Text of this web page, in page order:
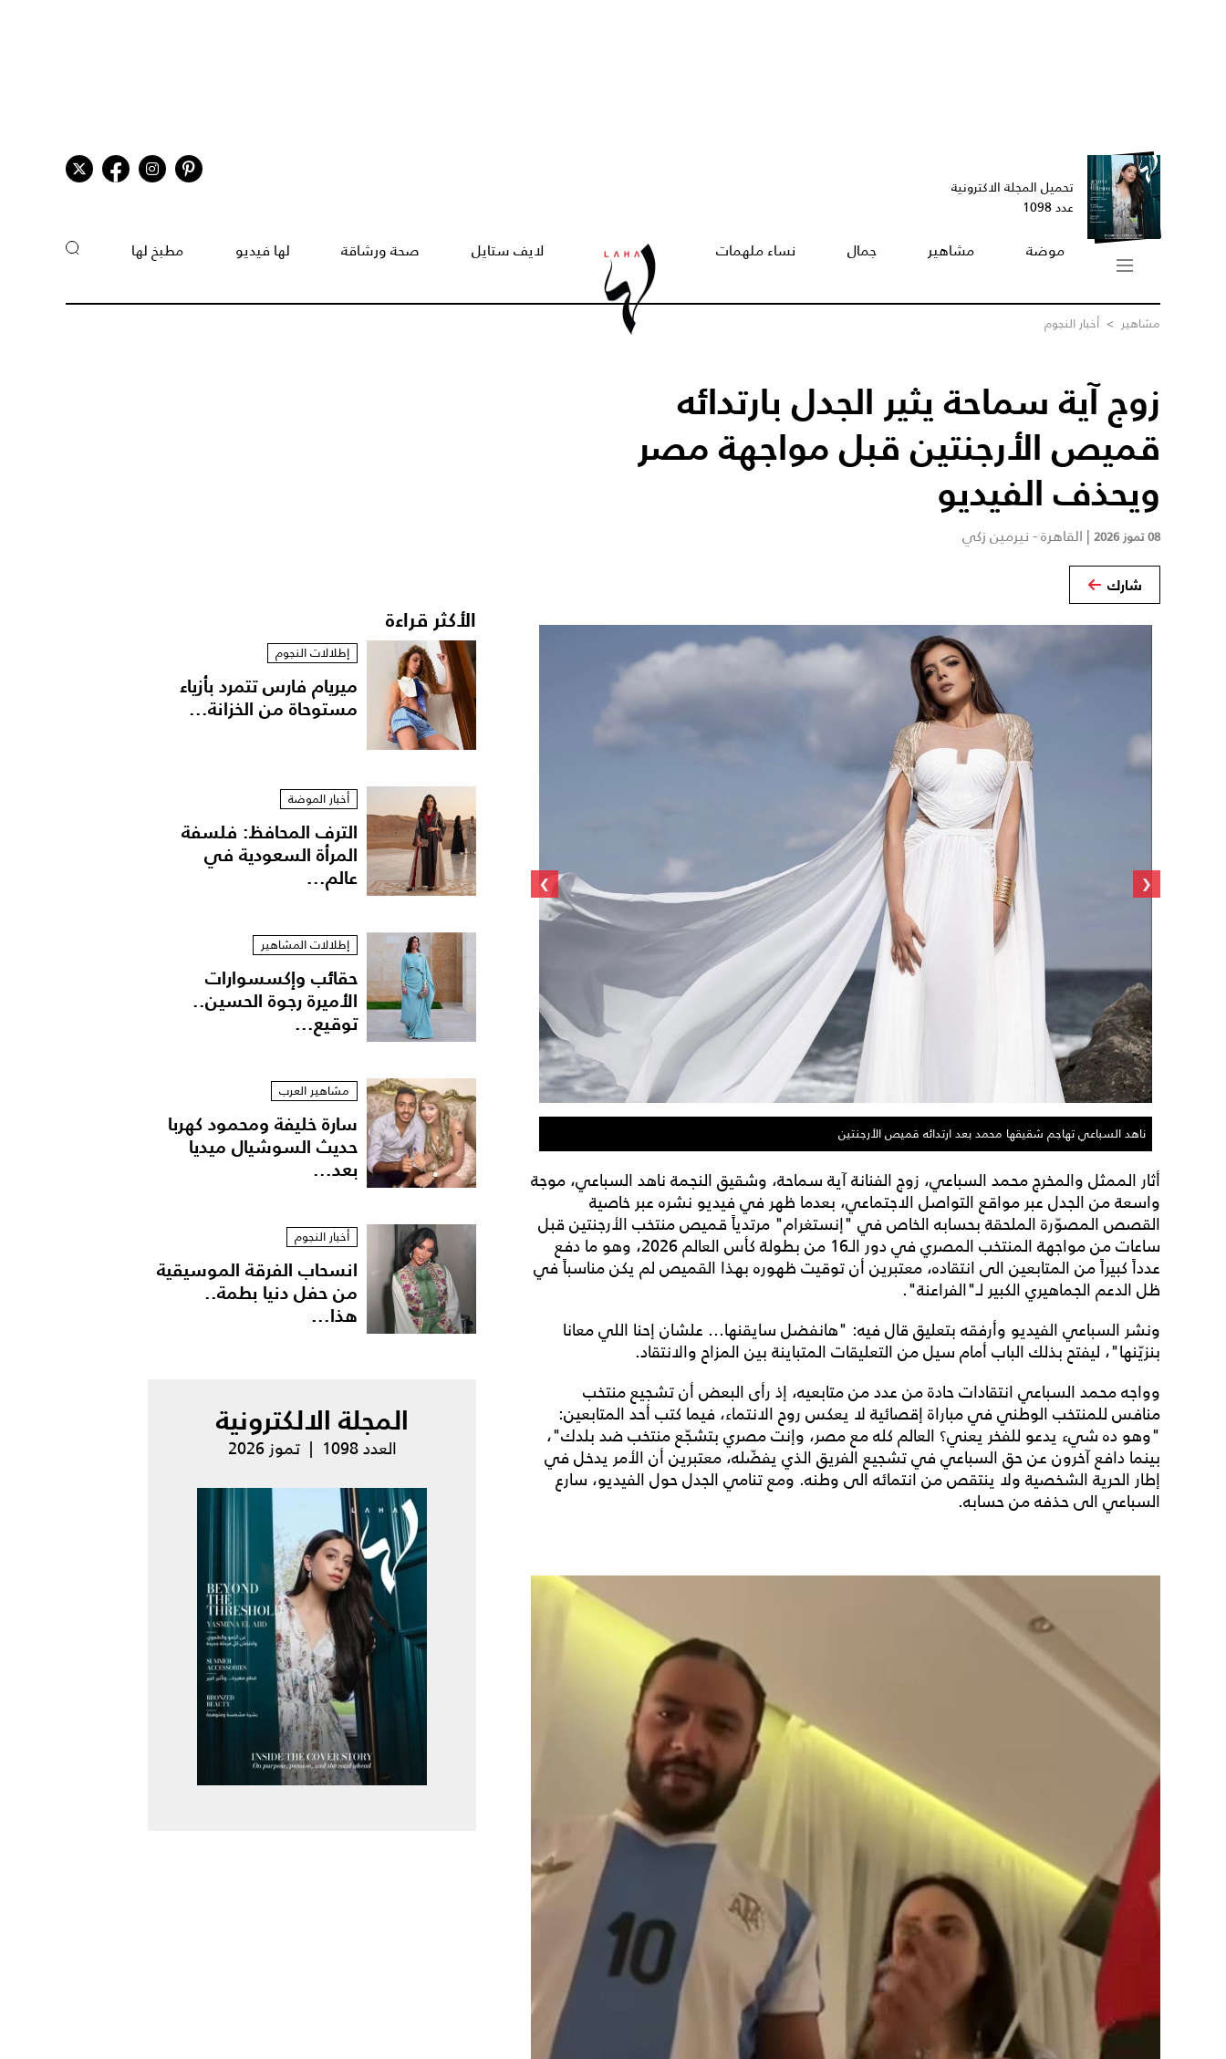
تحميل المجلة الاكترونية
عدد 1098
موضة مشاهير جمال نساء ملهمات لايف ستايل صحة ورشاقة لها فيديو مطبخ لها
مشاهير > أخبار النجوم
زوج آية سماحة يثير الجدل بارتدائه
قميص الأرجنتين قبل مواجهة مصر
ويحذف الفيديو
08 تموز 2026 | القاهرة - نيرمين زكي
شارك
ناهد السباعي تهاجم شقيقها محمد بعد ارتدائه قميص الأرجنتين آية سماحة وزوجها محمد السباعي
‹
›
أثار الممثل والمخرج محمد السباعي، زوج الفنانة آية سماحة، وشقيق النجمة ناهد السباعي، موجة
واسعة من الجدل عبر مواقع التواصل الاجتماعي، بعدما ظهر في فيديو نشره عبر خاصية
القصص المصوّرة الملحقة بحسابه الخاص في "إنستغرام" مرتدياً قميص منتخب الأرجنتين قبل
ساعات من مواجهة المنتخب المصري في دور الـ16 من بطولة كأس العالم 2026، وهو ما دفع
عدداً كبيراً من المتابعين الى انتقاده، معتبرين أن توقيت ظهوره بهذا القميص لم يكن مناسباً في
ظل الدعم الجماهيري الكبير لـ"الفراعنة".
ونشر السباعي الفيديو وأرفقه بتعليق قال فيه: "هانفضل سايقنها... علشان إحنا اللي معانا
بنزيّنها"، ليفتح بذلك الباب أمام سيل من التعليقات المتباينة بين المزاح والانتقاد.
وواجه محمد السباعي انتقادات حادة من عدد من متابعيه، إذ رأى البعض أن تشجيع منتخب
منافس للمنتخب الوطني في مباراة إقصائية لا يعكس روح الانتماء، فيما كتب أحد المتابعين:
"وهو ده شيء يدعو للفخر يعني؟ العالم كله مع مصر، وإنت مصري بتشجّع منتخب ضد بلدك"،
بينما دافع آخرون عن حق السباعي في تشجيع الفريق الذي يفضّله، معتبرين أن الأمر يدخل في
إطار الحرية الشخصية ولا ينتقص من انتمائه الى وطنه. ومع تنامي الجدل حول الفيديو، سارع
السباعي الى حذفه من حسابه.
الأكثر قراءة
إطلالات النجوم
ميريام فارس تتمرد بأزياء
مستوحاة من الخزانة...
أخبار الموضة
الترف المحافظ: فلسفة
المرأة السعودية في
عالم...
إطلالات المشاهير
حقائب وإكسسوارات
الأميرة رجوة الحسين..
توقيع...
مشاهير العرب
سارة خليفة ومحمود كهربا
حديث السوشيال ميديا
بعد...
أخبار النجوم
انسحاب الفرقة الموسيقية
من حفل دنيا بطمة..
هذا...
المجلة الالكترونية
العدد 1098 | تموز 2026